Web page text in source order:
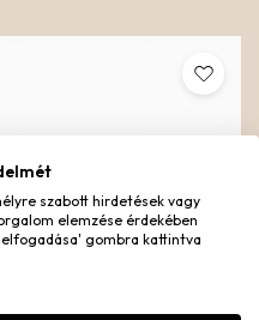
szabott hirdetések vagy
elemzése érdekében
elfogadása' gombra kattintva